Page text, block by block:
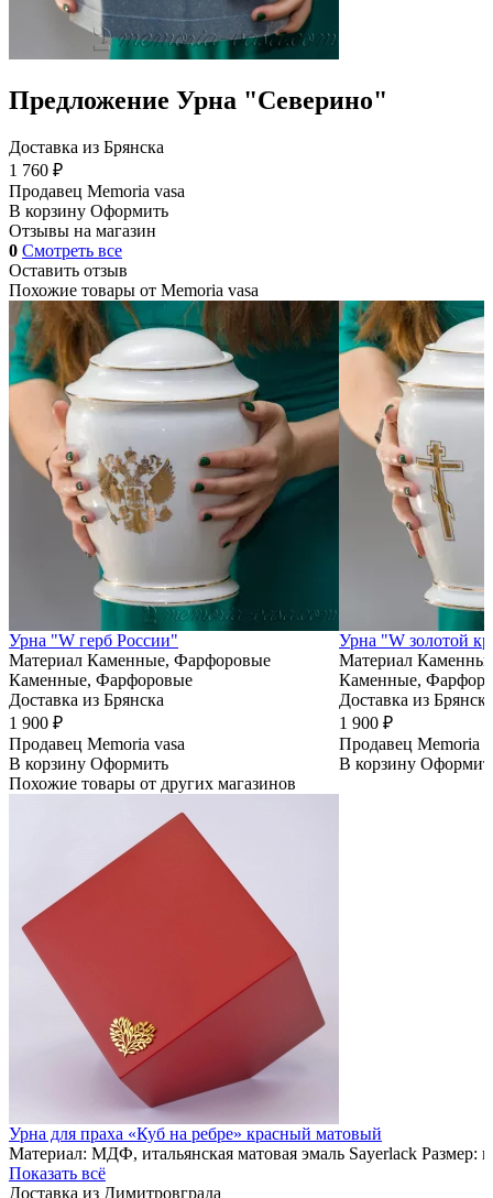
Предложение Урна "Cеверино"
Доставка из Брянска
1 760 ₽
Продавец Memoria vasa
В корзину Оформить
Отзывы на магазин
0 Смотреть все
Оставить отзыв
Похожие товары от Memoria vasa
Урна "W герб России"
Материал Каменные, Фарфоровые
Каменные, Фарфоровые
Доставка из Брянска
1 900 ₽
Продавец Memoria vasa
В корзину Оформить
Урна "W золотой
Материал
Каменные,
Доставка из Брянска
1 900 ₽
Продавец Memoria
В корзину
Похожие товары от других магазинов
Урна для праха «Куб на ребре» красный матовый
Материал: МДФ, итальянская матовая эмаль Sayerlack
Показать всё
Доставка из Димитровграда